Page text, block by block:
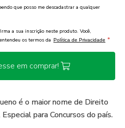
que posso me descadastrar a qualquer
a sua inscrição neste produto. Você,
os termos da Política de Privacidade *
em comprar!
é o maior nome de Direito
para Concursos do país.